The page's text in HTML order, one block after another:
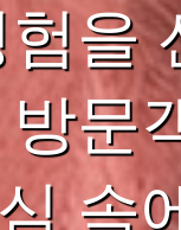
을
문
속